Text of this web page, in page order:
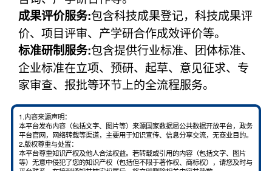
成果评价服务:包含科技成果登记，科技成果评
价、项目评审、产学研合作成效评价等。
标准研制服务:包含提供行业标准、团体标准、
企业标准在立项、预研、起草、意见征求、专
家审查、报批等环节上的全流程服务。
1.内容来源声明：
本平台发布内容（包括文字、图片等）来源国家数据局公共数据开放平台，政务
平台官网，网络转载等渠道，主要用于知识宣传、信息分享交流，无商业目的。
2.版权尊重与处置：
本平台尊重知识产权及他人合法权益。若转载或引用的内容（包括文字、图片
等）无意中侵犯了您的知识产权（包括但不限于著作权、商标权），请您及时与